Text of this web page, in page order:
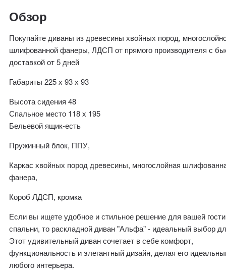
Обзор
Покупайте диваны из древесины хвойных пород,
шлифованной фанеры, ЛДСП от прямого производителя с
доставкой от 5 дней
Габариты 225 х 93 х 93
Высота сидения 48
Спальное место 118 х 195
Бельевой ящик-есть
Пружинный блок, ППУ,
Каркас хвойных пород древесины, многослойная
фанера,
Короб ЛДСП, кромка
Если вы ищете удобное и стильное решение для вашей
спальни, то раскладной диван "Альфа" - идеальный выбор
Этот удивительный диван сочетает в себе комфорт,
функциональность и элегантный дизайн, делая его
любого интерьера.